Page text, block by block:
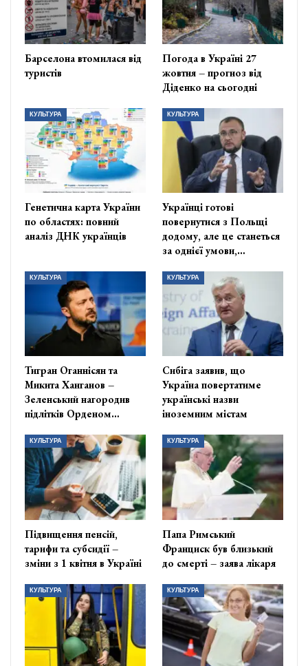
Барселона втомилася від
туристів
Погода в Україні 27
жовтня – прогноз від
Діденко на сьогодні
КУЛЬТУРА
Генетична карта України
по областях: повний
аналіз ДНК українців
КУЛЬТУРА
Українці готові
повернутися з Польщі
додому, але це станеться
за однієї умови,…
КУЛЬТУРА
Тигран Оганнісян та
Микита Ханганов –
Зеленський нагородив
підлітків Орденом…
КУЛЬТУРА
Сибіга заявив, що
Україна повертатиме
українські назви
іноземним містам
КУЛЬТУРА
Підвищення пенсій,
тарифи та субсидії –
зміни з 1 квітня в Україні
КУЛЬТУРА
Папа Римський
Франциск був близький
до смерті – заява лікаря
КУЛЬТУРА КУЛЬТУРА